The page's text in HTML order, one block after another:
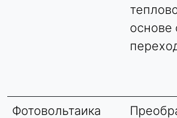
основе
Фотовольтаика